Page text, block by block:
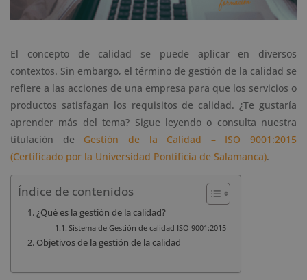
El concepto de calidad se puede aplicar en diversos
contextos. Sin embargo, el término de gestión de la calidad se
refiere a las acciones de una empresa para que los servicios o
productos satisfagan los requisitos de calidad. ¿Te gustaría
aprender más del tema? Sigue leyendo o consulta nuestra
titulación de Gestión de la Calidad – ISO 9001:2015
(Certificado por la Universidad Pontificia de Salamanca).
Índice de contenidos
¿Qué es la gestión de la calidad?
Sistema de Gestión de calidad ISO 9001:2015
Objetivos de la gestión de la calidad